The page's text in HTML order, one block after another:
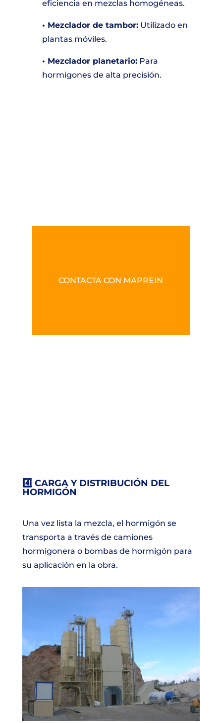
eficiencia en mezclas homogéneas.
• Mezclador de tambor:Utilizado en
plantas móviles.
• Mezclador planetario:Para
hormigones de alta precisión.
CONTACTA CON MAPREIN
4️⃣ CARGA Y DISTRIBUCIÓN DEL
HORMIGÓN
Una vez lista la mezcla, el hormigón se
transporta a través de camiones
hormigonera o bombas de hormigón para
su aplicación en la obra.